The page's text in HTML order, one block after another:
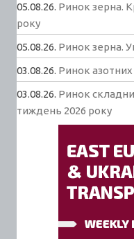
05.08.26. Ринок зерна.
року
05.08.26. Ринок зерна.
03.08.26. Ринок
03.08.26. Ринок
тиждень 2026 року